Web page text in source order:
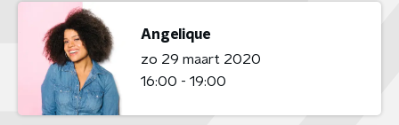
Angelique
zo 29 maart 2020
16:00 - 19:00